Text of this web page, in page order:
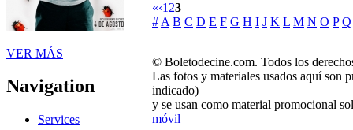
VER MÁS
Navigation
Services
«‹123
#A B C D E F G H I J K L M N O P Q
© Boletodecine.com. Todos los
Las fotos y materiales usados aquí son
indicado)
y se usan como material promocional
móvil